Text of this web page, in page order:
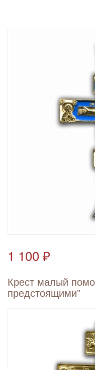
1 100 ₽
Крест малый
предстоящими”